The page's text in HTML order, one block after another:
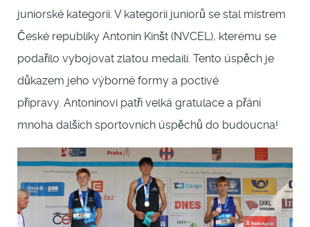
juniorské kategorii. V kategorii juniorů se stal mistrem
České republiky Antonín Kinšt (NVCEL), kterému se
podařilo vybojovat zlatou medaili. Tento úspěch je
důkazem jeho výborné formy a poctivé
přípravy. Antonínovi patří velká gratulace a přání
mnoha dalších sportovních úspěchů do budoucna!